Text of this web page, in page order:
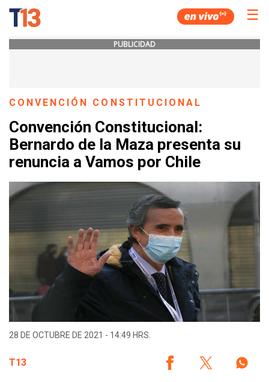
☰
PUBLICIDAD
CONVENCIÓN CONSTITUCIONAL
Convención Constitucional:
Bernardo de la Maza presenta su
renuncia a Vamos por Chile
28 DE OCTUBRE DE 2021 - 14:49 HRS.
T13